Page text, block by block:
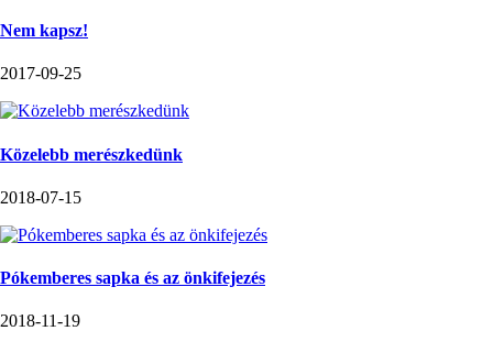
Nem kapsz!
2017-09-25
Közelebb merészkedünk
2018-07-15
Pókemberes sapka és az önkifejezés
2018-11-19